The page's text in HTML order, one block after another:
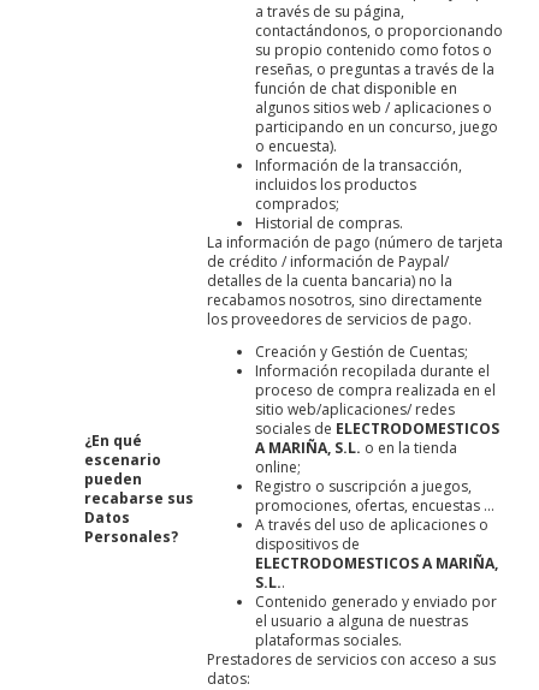
a través de su página,
contactándonos, o proporcionando
su propio contenido como fotos o
reseñas, o preguntas a través de la
función de chat disponible en
algunos sitios web / aplicaciones o
participando en un concurso, juego
o encuesta).
Información de la transacción,
incluidos los productos
comprados;
Historial de compras.
La información de pago (número de tarjeta
de crédito / información de Paypal/
detalles de la cuenta bancaria) no la
recabamos nosotros, sino directamente
los proveedores de servicios de pago.
¿En qué
escenario
pueden
recabarse sus
Datos
Personales?
Creación y Gestión de Cuentas;
Información recopilada durante el
proceso de compra realizada en el
sitio web/aplicaciones/ redes
sociales de ELECTRODOMESTICOS
A MARIÑA, S.L. o en la tienda
online;
Registro o suscripción a juegos,
promociones, ofertas, encuestas ...
A través del uso de aplicaciones o
dispositivos de
ELECTRODOMESTICOS A MARIÑA,
S.L..
Contenido generado y enviado por
el usuario a alguna de nuestras
plataformas sociales.
Prestadores de servicios con acceso a sus
datos: